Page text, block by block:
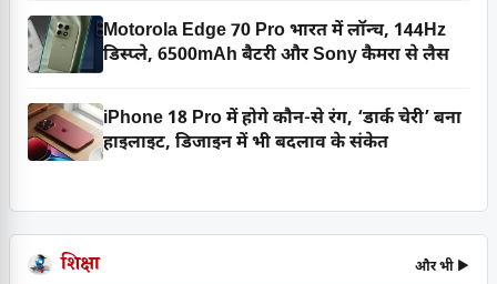
Motorola Edge 70 Pro भारत में लॉन्च, 144Hz
डिस्प्ले, 6500mAh बैटरी और Sony कैमरा से लैस
iPhone 18 Pro में होगे कौन-से रंग, ‘डार्क चेरी’ बना
हाइलाइट, डिजाइन में भी बदलाव के संकेत
शिक्षा और भी ▶